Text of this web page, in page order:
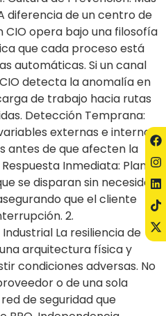
diferencia de un centro de
CIO opera bajo una filosofía
que cada proceso está
automáticas. Si un canal
detecta la anomalía en
de trabajo hacia rutas
Detección Temprana:
externas e internas
antes de que afecten la
Inmediata: Planes
se disparan sin necesidad
que el cliente
2.
La resiliencia de
arquitectura física y
condiciones adversas. No
o de una sola
de seguridad que